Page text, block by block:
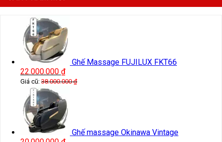
Ghế Massage FUJILUX FKT66
22.000.000 ₫
Giá cũ: 38.000.000₫
Ghế massage Okinawa Vintage